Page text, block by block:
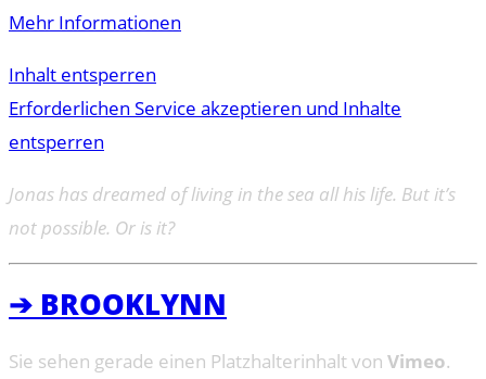
Mehr Informationen
Inhalt entsperren
Erforderlichen Service akzeptieren und Inhalte
entsperren
Jonas has dreamed of living in the sea all his life. But it’s
not possible. Or is it?
➔ BROOKLYNN
Sie sehen gerade einen Platzhalterinhalt von Vimeo.